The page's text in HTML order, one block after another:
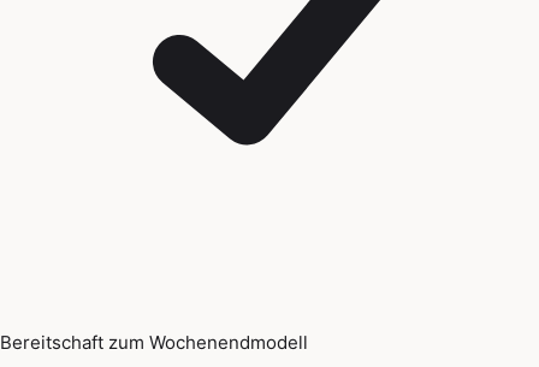
Bereitschaft zum Wochenendmodell